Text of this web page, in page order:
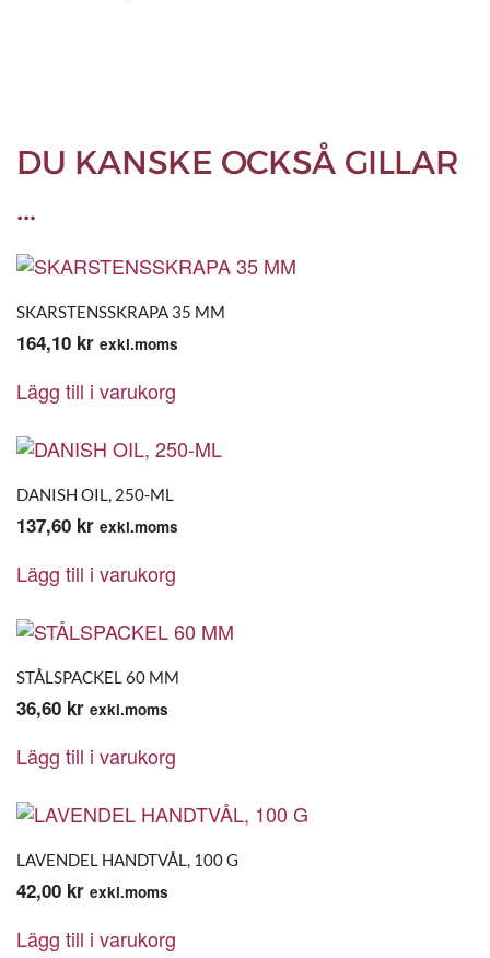
DU KANSKE OCKSÅ GILLAR
…
SKARSTENSSKRAPA 35 MM
164,10 kr exkl.moms
Lägg till i varukorg
DANISH OIL, 250-ML
137,60 kr exkl.moms
Lägg till i varukorg
STÅLSPACKEL 60 MM
36,60 kr exkl.moms
Lägg till i varukorg
LAVENDEL HANDTVÅL, 100 G
42,00 kr exkl.moms
Lägg till i varukorg